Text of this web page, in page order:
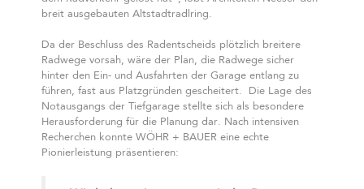
breit ausgebauten Altstadtradlring.
Da der Beschluss des Radentscheids plötzlich breitere
Radwege vorsah, wäre der Plan, die Radwege sicher
hinter den Ein- und Ausfahrten der Garage entlang zu
führen, fast aus Platzgründen gescheitert. Die Lage des
Notausgangs der Tiefgarage stellte sich als besondere
Herausforderung für die Planung dar. Nach intensiven
Recherchen konnte WÖHR + BAUER eine echte
Pionierleistung präsentieren: